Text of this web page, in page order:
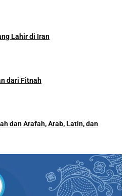
Lahir di Iran
dari Fitnah
dan Arafah, Arab, Latin, dan